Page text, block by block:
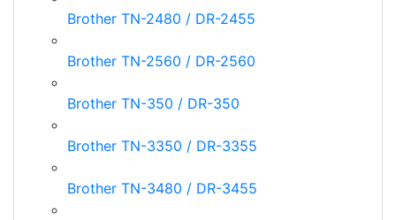
Brother TN-2480 / DR-2455
Brother TN-2560 / DR-2560
Brother TN-350 / DR-350
Brother TN-3350 / DR-3355
Brother TN-3480 / DR-3455